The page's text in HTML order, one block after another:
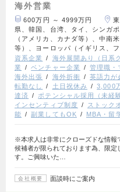
海外営業
600万円 ～ 4999万円
県、韓国、台湾、タイ、シンガ
（アメリカ、カナダ等）、中南
等）、ヨーロッパ（イギリス、
資系企業
海外展開あり（日系
業
ベンチャー企業 管理職・
海外出張
海外折衝 英語力が
転勤なし
土日祝休み 3,000
達済
ポテンシャル採用（未経
インセンティブ制度
ストック
能
副業してもOK MBA・留
※本求人は非常にクローズドな情報
候補者が限られております為、限定
す。ご興味いた…
会社概要 面談時にご案内